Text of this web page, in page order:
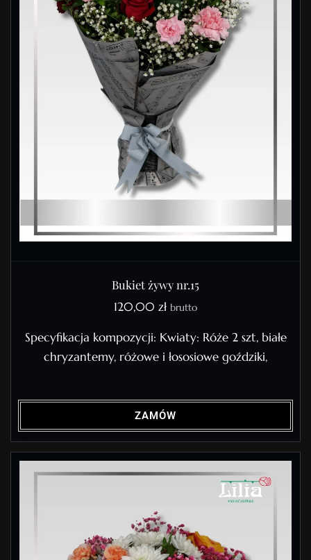
Bukiet żywy nr.15
120,00 zł brutto
Specyfikacja kompozycji: Kwiaty: Róże 2 szt, białe
chryzantemy, różowe i łososiowe goździki,
ZAMÓW